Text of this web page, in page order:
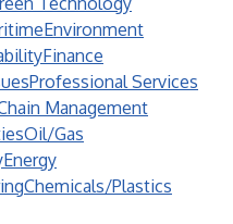
Environment
Finance
Professional Services
Management
Oil/Gas
Energy
Chemicals/Plastics